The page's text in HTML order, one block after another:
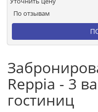
По отзывам
Reppia - 3
гостиниц